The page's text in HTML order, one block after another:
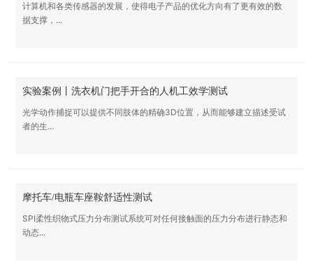
计算机和各类传感器的发展，使得电子产品的优化方向有了更有效的数
据支撑，...
实验案例丨洗衣机门把手开合的人机工效学测试
光学动作捕捉可以提供不同肢体的精确3D位置，从而能够建立描述受试
者的生...
摩托车/电瓶车座鞍舒适性测试
SPI柔性织物式压力分布测试系统可对任何接触面的压力分布进行静态和
动态...